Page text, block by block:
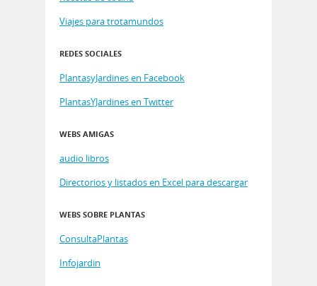
Viajes para trotamundos
REDES SOCIALES
PlantasyJardines en Facebook
PlantasYJardines en Twitter
WEBS AMIGAS
audio libros
Directorios y listados en Excel para descargar
WEBS SOBRE PLANTAS
ConsultaPlantas
Infojardin